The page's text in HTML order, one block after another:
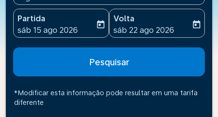
Partida
fc-booking-departure-date-aria-label
sáb 15 ago 2026
today
Volta
fc-booking-return-date-
sáb 22 ago 2026
today
Pesquisar
*Modificar esta informação pode resultar em uma tarifa
diferente